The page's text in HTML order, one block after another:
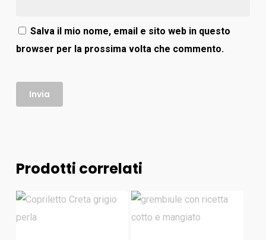
Salva il mio nome, email e sito web in questo
browser per la prossima volta che commento.
Prodotti correlati